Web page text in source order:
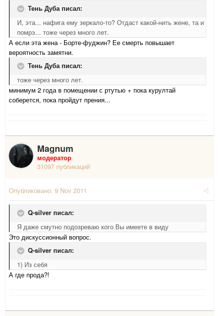
Тень Дуба писал:
И, эта... нафига ему зеркало-то? Отдаст какой-нить жене, та и
помрэ... тоже через много лет.
А если эта жена - Борте-фуджин? Ее смерть повышает
вероятность замятни.
Тень Дуба писал:
тоже через много лет.
минимум 2 года в помещении с ртутью + пока курултай
соберется, пока пройдут прения...
Magnum
модератор
31097 публикаций
Опубликовано: 9 Nov 2011
Q-silver писал:
Я даже смутно подозреваю кого Вы имеете в виду
Это дискуссионный вопрос.
Q-silver писал:
1) Из себя
А где прода?!